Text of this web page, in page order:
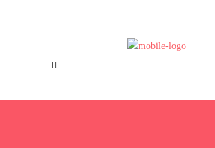
Offres d’emploi